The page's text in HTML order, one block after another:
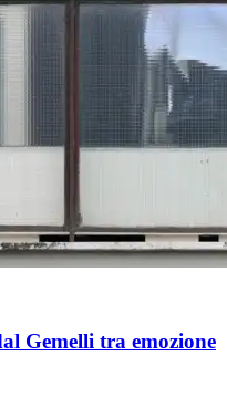
Gemelli tra emozione